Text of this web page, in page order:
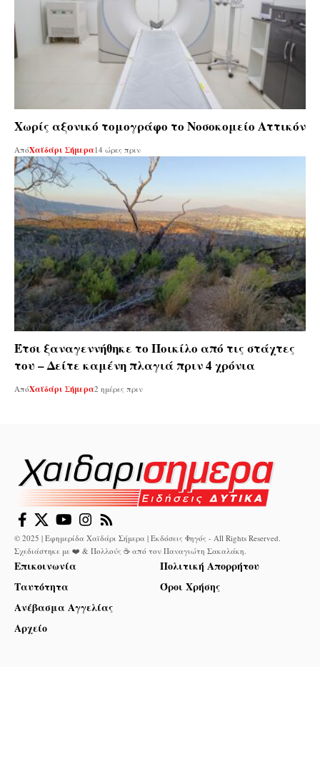
Χωρίς αξονικό τομογράφο το Νοσοκομείο Αττικόν
ΑπόΧαϊδάρι Σήμερα14 ώρες πριν
Έτσι ξαναγεννήθηκε το Ποικίλο από τις στάχτες
του – Δείτε καμένη πλαγιά πριν 4 χρόνια
ΑπόΧαϊδάρι Σήμερα2 ημέρες πριν
© 2025 | Εφημερίδα Χαϊδάρι Σήμερα | Εκδόσεις Φηγός - All Rights Reserved.
Σχεδιάστηκε με ❤️ & Πολλούς ☕ από τον Παναγιώτη Σακαλάκη
Επικοινωνία
Ταυτότητα
Ανέβασμα Αγγελίας
Αρχείο
Πολιτική Απορρήτου
Όροι Χρήσης